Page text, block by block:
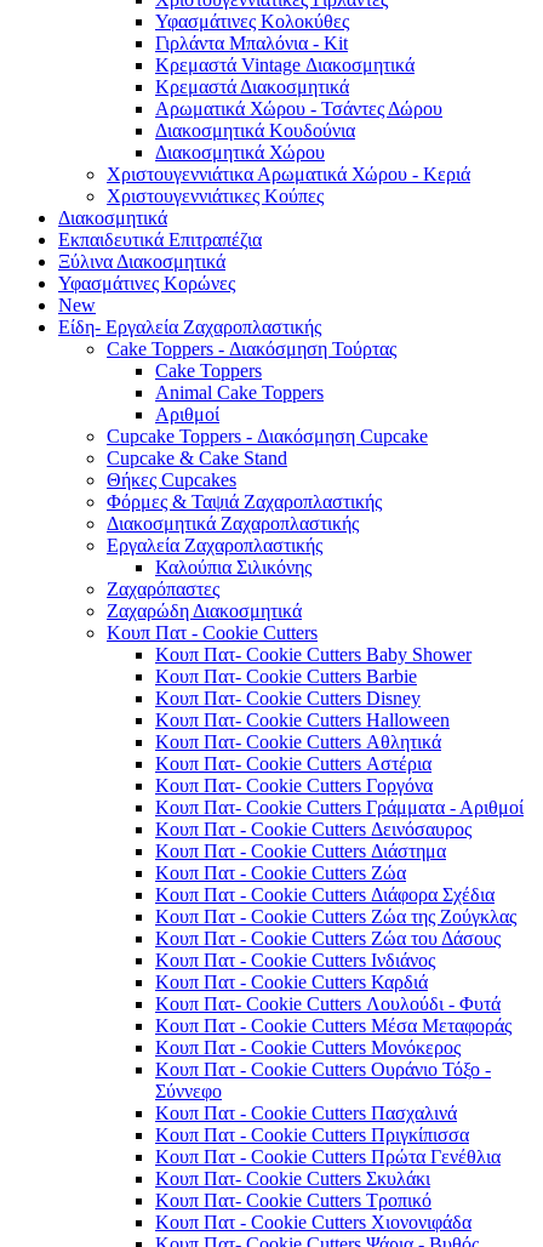
Υφασμάτινες Κολοκύθες
Γιρλάντα Μπαλόνια - Kit
Κρεμαστά Vintage Διακοσμητικά
Κρεμαστά Διακοσμητικά
Αρωματικά Χώρου - Τσάντες Δώρου
Διακοσμητικά Κουδούνια
Διακοσμητικά Χώρου
Χριστουγεννιάτικα Αρωματικά Χώρου - Κεριά
Χριστουγεννιάτικες Κούπες
Διακοσμητικά
Εκπαιδευτικά Επιτραπέζια
Ξύλινα Διακοσμητικά
Υφασμάτινες Κορώνες
New
Είδη- Εργαλεία Ζαχαροπλαστικής
Cake Toppers - Διακόσμηση Τούρτας
Cake Toppers
Animal Cake Toppers
Αριθμοί
Cupcake Toppers - Διακόσμηση Cupcake
Cupcake & Cake Stand
Θήκες Cupcakes
Φόρμες & Ταψιά Ζαχαροπλαστικής
Διακοσμητικά Ζαχαροπλαστικής
Εργαλεία Ζαχαροπλαστικής
Καλούπια Σιλικόνης
Ζαχαρόπαστες
Ζαχαρώδη Διακοσμητικά
Κουπ Πατ - Cookie Cutters
Κουπ Πατ- Cookie Cutters Baby Shower
Κουπ Πατ- Cookie Cutters Barbie
Κουπ Πατ- Cookie Cutters Disney
Κουπ Πατ- Cookie Cutters Halloween
Κουπ Πατ- Cookie Cutters Αθλητικά
Κουπ Πατ- Cookie Cutters Αστέρια
Κουπ Πατ- Cookie Cutters Γοργόνα
Κουπ Πατ- Cookie Cutters Γράμματα - Αριθμοί
Κουπ Πατ - Cookie Cutters Δεινόσαυρος
Κουπ Πατ - Cookie Cutters Διάστημα
Κουπ Πατ - Cookie Cutters Ζώα
Κουπ Πατ - Cookie Cutters Διάφορα Σχέδια
Κουπ Πατ - Cookie Cutters Ζώα της Ζούγκλας
Κουπ Πατ - Cookie Cutters Ζώα του Δάσους
Κουπ Πατ - Cookie Cutters Ινδιάνος
Κουπ Πατ - Cookie Cutters Καρδιά
Κουπ Πατ- Cookie Cutters Λουλούδι - Φυτά
Κουπ Πατ - Cookie Cutters Μέσα Μεταφοράς
Κουπ Πατ - Cookie Cutters Μονόκερος
Κουπ Πατ - Cookie Cutters Ουράνιο Τόξο -
Σύννεφο
Κουπ Πατ - Cookie Cutters Πασχαλινά
Κουπ Πατ - Cookie Cutters Πριγκίπισσα
Κουπ Πατ - Cookie Cutters Πρώτα Γενέθλια
Κουπ Πατ- Cookie Cutters Σκυλάκι
Κουπ Πατ- Cookie Cutters Τροπικό
Κουπ Πατ - Cookie Cutters Χιονονιφάδα